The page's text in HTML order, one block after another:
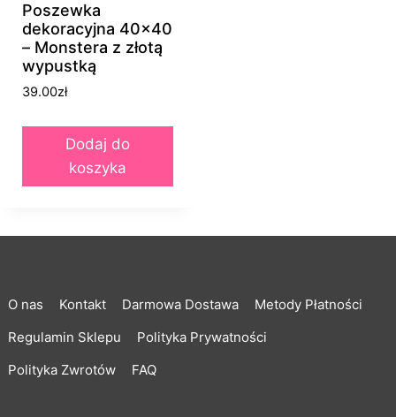
Poszewka
dekoracyjna 40×40
– Monstera z złotą
wypustką
39.00zł
Dodaj do
koszyka
O nas Kontakt Darmowa Dostawa
Metody Płatności
Regulamin Sklepu
Polityka Prywatności
Polityka Zwrotów
FAQ